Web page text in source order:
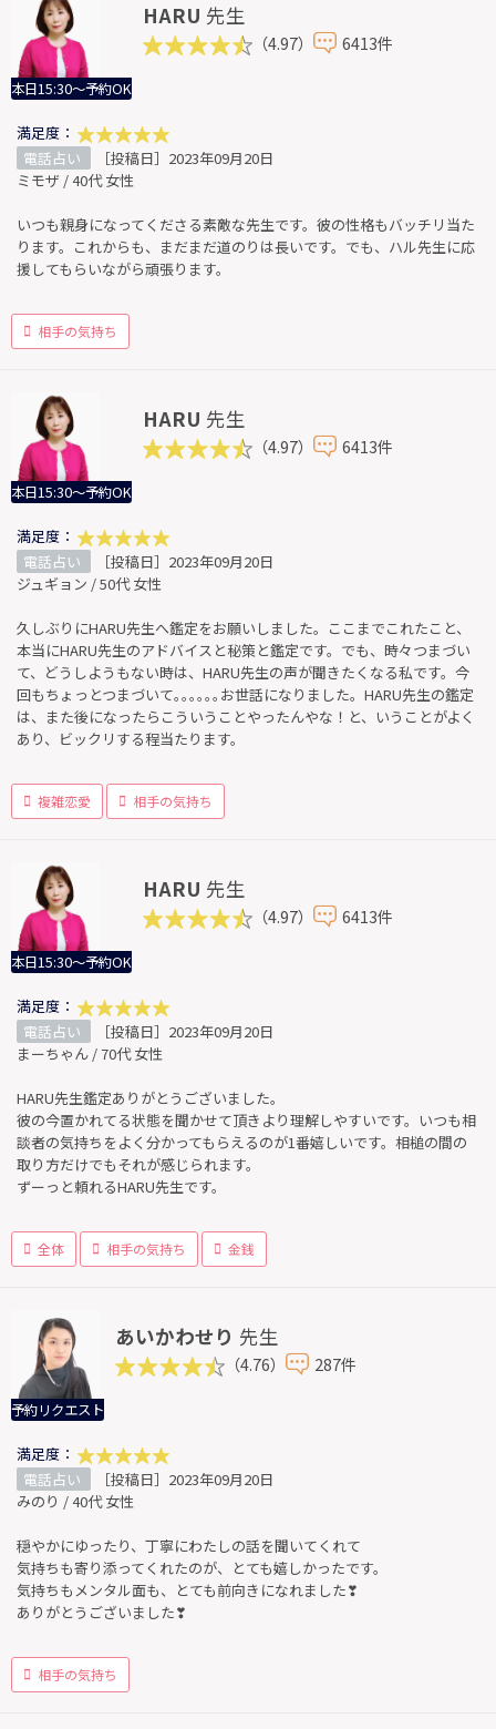
本日15:30～予約OK
HARU 先生
（4.97） 6413件
満足度：
電話占い
［投稿日］2023年09月20日
ミモザ / 40代 女性
いつも親身になってくださる素敵な先生です。彼の性格もバッチリ当た
ります。これからも、まだまだ道のりは長いです。でも、ハル先生に応
援してもらいながら頑張ります。
相手の気持ち
本日15:30～予約OK
HARU 先生
（4.97） 6413件
満足度：
電話占い
［投稿日］2023年09月20日
ジュギョン / 50代 女性
久しぶりにHARU先生へ鑑定をお願いしました。ここまでこれたこと、
本当にHARU先生のアドバイスと秘策と鑑定です。でも、時々つまづい
て、どうしようもない時は、HARU先生の声が聞きたくなる私です。今
回もちょっとつまづいて｡｡｡｡｡｡お世話になりました。HARU先生の鑑定
は、また後になったらこういうことやったんやな！と、いうことがよく
あり、ビックリする程当たります。
複雑恋愛 相手の気持ち
本日15:30～予約OK
HARU 先生
（4.97） 6413件
満足度：
電話占い
［投稿日］2023年09月20日
まーちゃん / 70代 女性
HARU先生鑑定ありがとうございました。
彼の今置かれてる状態を聞かせて頂きより理解しやすいです。いつも相
談者の気持ちをよく分かってもらえるのが1番嬉しいです。相槌の間の
取り方だけでもそれが感じられます。
ずーっと頼れるHARU先生です。
全体 相手の気持ち 金銭
予約リクエスト
あいかわせり 先生
（4.76） 287件
満足度：
電話占い
［投稿日］2023年09月20日
みのり / 40代 女性
穏やかにゆったり、丁寧にわたしの話を聞いてくれて
気持ちも寄り添ってくれたのが、とても嬉しかったです。
気持ちもメンタル面も、とても前向きになれました❣
ありがとうございました❣
相手の気持ち